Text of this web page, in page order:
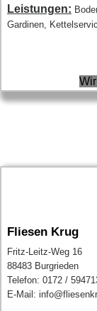
Leistungen:
Gardinen,
Fliesen Krug
Fritz-Leitz-Weg 16
88483 Burgrieden
Telefon: 0172 /
E-Mail: